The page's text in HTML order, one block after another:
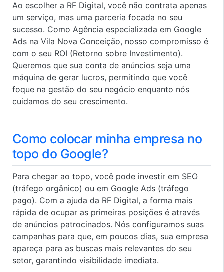
Ao escolher a RF Digital, você não contrata apenas
um serviço, mas uma parceria focada no seu
sucesso. Como Agência especializada em Google
Ads na Vila Nova Conceição, nosso compromisso é
com o seu ROI (Retorno sobre Investimento).
Queremos que sua conta de anúncios seja uma
máquina de gerar lucros, permitindo que você
foque na gestão do seu negócio enquanto nós
cuidamos do seu crescimento.
Como colocar minha empresa no
topo do Google?
Para chegar ao topo, você pode investir em SEO
(tráfego orgânico) ou em Google Ads (tráfego
pago). Com a ajuda da RF Digital, a forma mais
rápida de ocupar as primeiras posições é através
de anúncios patrocinados. Nós configuramos suas
campanhas para que, em poucos dias, sua empresa
apareça para as buscas mais relevantes do seu
setor, garantindo visibilidade imediata.